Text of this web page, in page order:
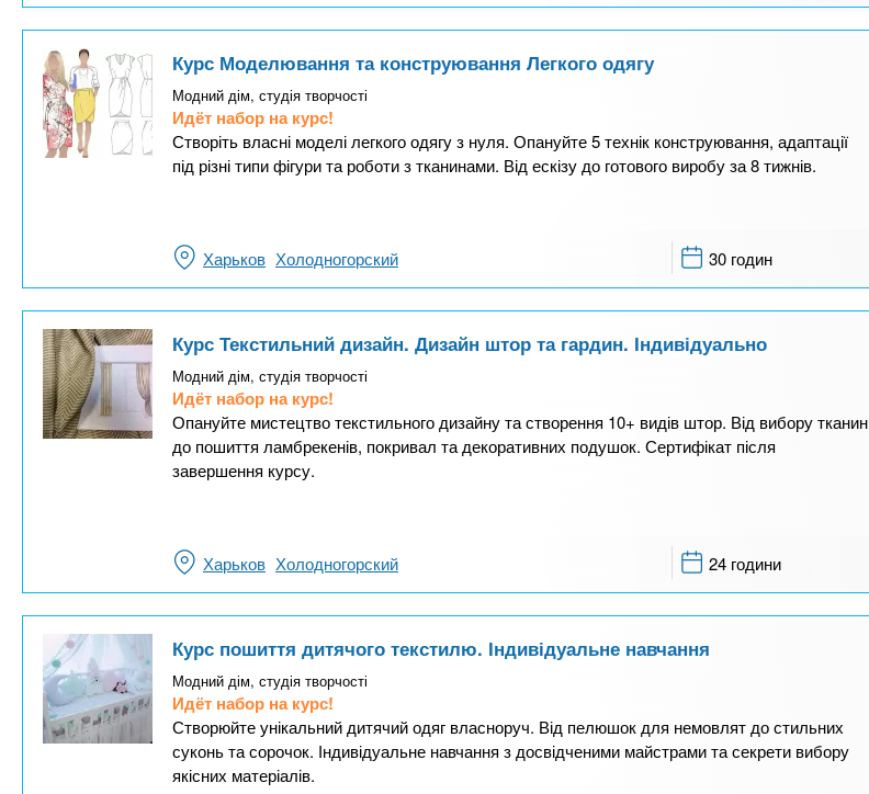
Курс Моделювання та конструювання Легкого одягу
Модний дім, студія творчості
Идёт набор на курс!
Створіть власні моделі легкого одягу з нуля. Опануйте 5 технік конструювання, адаптації
під різні типи фігури та роботи з тканинами. Від ескізу до готового виробу за 8 тижнів.
Харьков Холодногорский 30 годин
Курс Текстильний дизайн. Дизайн штор та гардин. Індивідуально
Модний дім, студія творчості
Идёт набор на курс!
Опануйте мистецтво текстильного дизайну та створення 10+ видів штор. Від вибору тканин
до пошиття ламбрекенів, покривал та декоративних подушок. Сертифікат після
завершення курсу.
Харьков Холодногорский 24 години
Курс пошиття дитячого текстилю. Індивідуальне навчання
Модний дім, студія творчості
Идёт набор на курс!
Створюйте унікальний дитячий одяг власноруч. Від пелюшок для немовлят до стильних
суконь та сорочок. Індивідуальне навчання з досвідченими майстрами та секрети вибору
якісних матеріалів.